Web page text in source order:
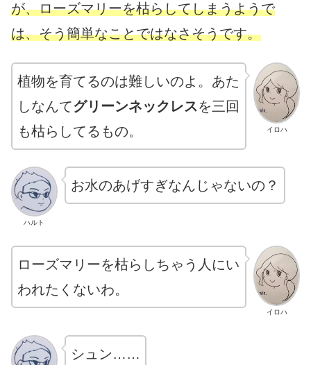
が、ローズマリーを枯らしてしまうようで
は、そう簡単なことではなさそうです。
イロハ
植物を育てるのは難しいのよ。あた
しなんてグリーンネックレスを三回
も枯らしてるもの。
ハルト
お水のあげすぎなんじゃないの？
イロハ
ローズマリーを枯らしちゃう人にい
われたくないわ。
シュン……